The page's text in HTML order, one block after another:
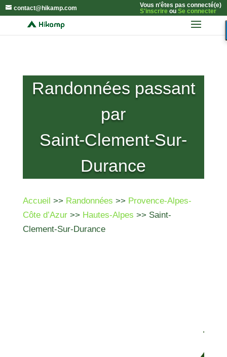
contact@hikamp.com
Vous n'êtes pas connecté(e)
S'inscrireou Se connecter
Randonnées passant
par
Saint-Clement-Sur-
Durance
Accueil >> Randonnées >> Provence-Alpes-
Côte d’Azur>> Hautes-Alpes >> Saint-
Clement-Sur-Durance